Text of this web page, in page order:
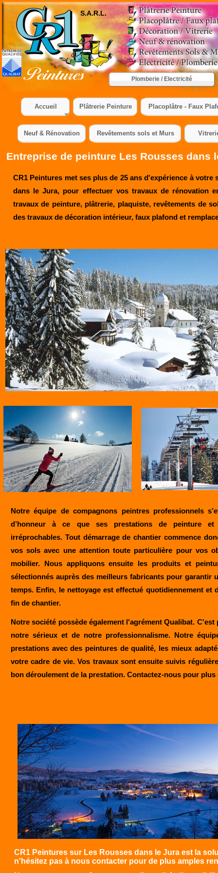
S.A.R.L.
Accueil Plâtrerie Peinture Placoplâtre - Faux
Neuf & Rénovation Revêtements sols et Murs
Plomberie / Electricité
CR1 Peintures met ses plus de 25 ans d'expérience à votre
dans le Jura, pour effectuer vos travaux de rénovation
travaux de peinture, plâtrerie, plaquiste, revêtements de
des travaux de décoration intérieur, faux plafond et
Entreprise de peinture Les Rousses dans
Notre équipe de compagnons peintres professionnels
d’honneur à ce que ses prestations de peinture et
irréprochables. Tout démarrage de chantier commence
vos sols avec une attention toute particulière pour vos
mobilier. Nous appliquons ensuite les produits et
sélectionnés auprès des meilleurs fabricants pour garantir
temps. Enfin, le nettoyage est effectué quotidiennement et
fin de chantier.
Notre société possède également l'agrément Qualibat.
notre sérieux et de notre professionnalisme. Notre
prestations avec des peintures de qualité, les mieux
votre cadre de vie. Vos travaux sont ensuite suivis
bon déroulement de la prestation. Contactez-nous pour
CR1 Peintures sur Les Rousses dans le Jura est la
n'hésitez pas à nous contacter pour de plus amples